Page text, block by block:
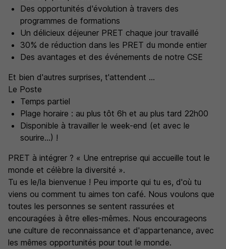
Des opportunités d'évolution à travers des
programmes de formations
Un délicieux déjeuner PRET chaque jour travaillé
30% de réduction dans les PRET du monde entier
Des avantages et des événements de notre CSE
Et bien d'autres surprises, t'attendent ...
Le Poste
Temps partiel
Plage horaire : au plus tôt 6h et au plus tard 22h00
Disponible à travailler le week-end (et avec le
sourire...) !
PRET à intégrer ? « Une entreprise qui accueille tout le
monde et célèbre la diversité ».
Tu es le/la bienvenue ! Peu importe qui tu es, d'où tu
viens ou comment tu aimes ton café. Nous voulons que
toutes les personnes se sentent rassurées et
encouragées à être elles-mêmes. Nous encourageons
une culture de reconnaissance et d'appartenance, avec
les mêmes opportunités pour tout le monde.